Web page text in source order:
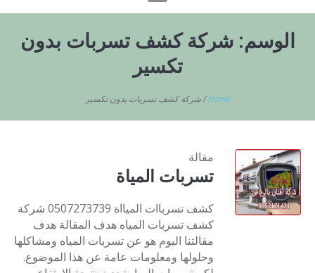
الوسم:شركة كشف تسربات بدون
تكسير
Home
/شركة كشف تسربات بدون تكسير
مقالة
تسربات المياة
كشف تسرباات الميااة 0507273739 شركة
كشف تسربات المياه هدف المقالة هدف
مقالتنا اليوم هو عن تسربات المياه ومشاكلها
وحلولها ومعلومات عامة عن هذا الموضوع.